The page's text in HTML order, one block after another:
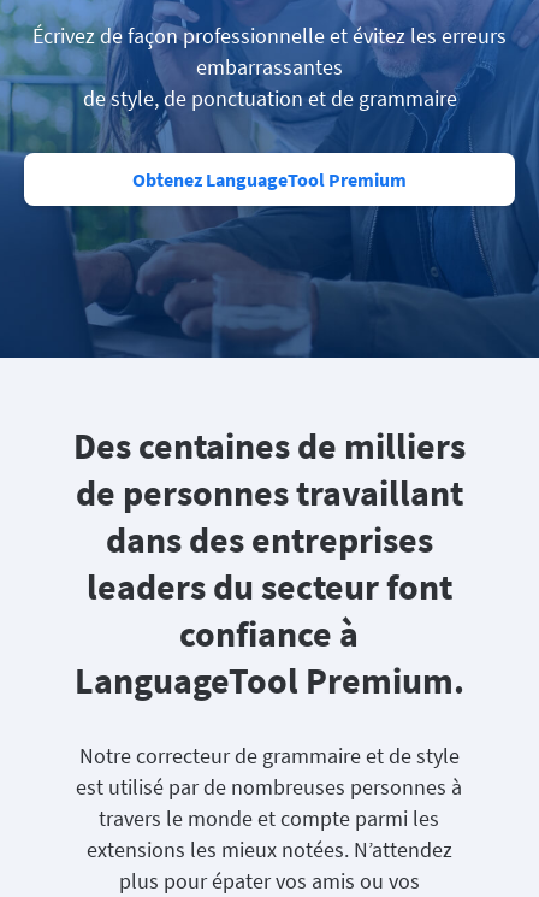
Écrivez de façon professionnelle et évitez les erreurs
embarrassantes
de style, de ponctuation et de grammaire
Obtenez LanguageTool Premium
Des centaines de milliers
de personnes travaillant
dans des entreprises
leaders du secteur font
confiance à
LanguageTool Premium.
Notre correcteur de grammaire et de style
est utilisé par de nombreuses personnes à
travers le monde et compte parmi les
extensions les mieux notées. N’attendez
plus pour épater vos amis ou vos